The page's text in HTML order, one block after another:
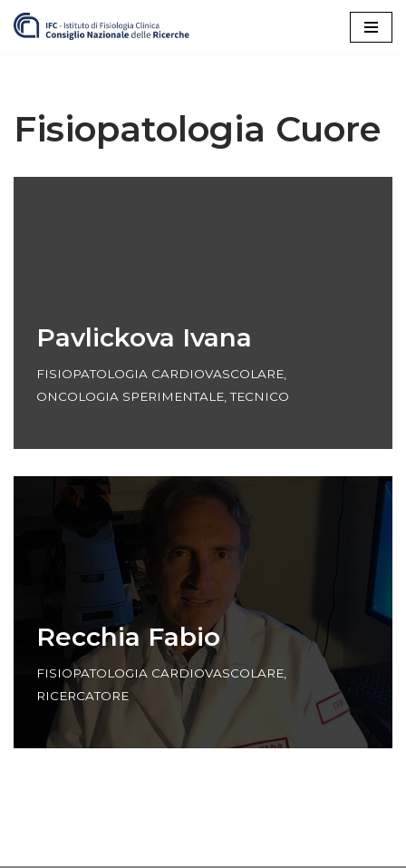
Fisiopatologia Cuore
Pavlickova Ivana
FISIOPATOLOGIA CARDIOVASCOLARE,
ONCOLOGIA SPERIMENTALE,TECNICO
Recchia Fabio
FISIOPATOLOGIA CARDIOVASCOLARE,
RICERCATORE